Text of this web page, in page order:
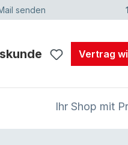
senden
Vertrag
Ihr Shop mit